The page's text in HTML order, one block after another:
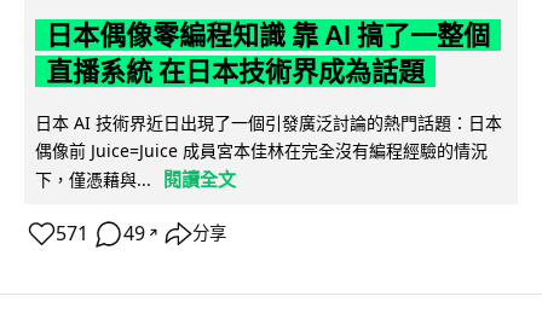
日本偶像零編程知識 靠 AI 搞了一整個
直播系統 在日本技術界成為話題
日本 AI 技術界近日出現了一個引發廣泛討論的熱門話題：日本
偶像前 Juice=Juice 成員宮本佳林在完全沒有編程經驗的情況
下，僅憑藉與...
閱讀全文
571 49 ↗ 分享